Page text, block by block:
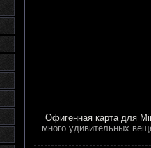
Офигенная карта для
много удивительных